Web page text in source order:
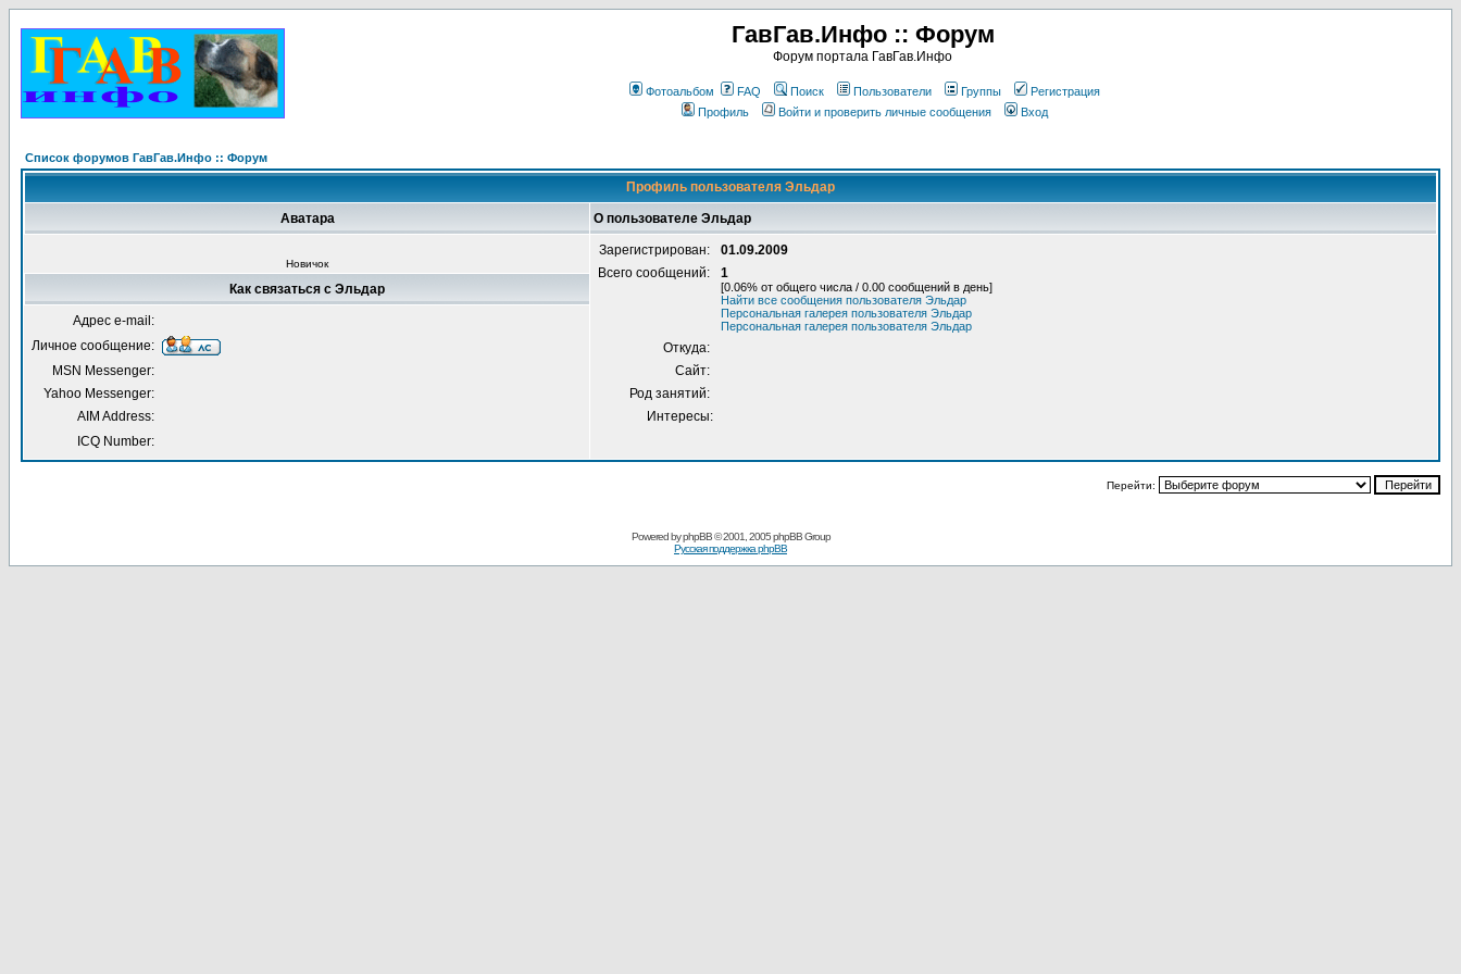
ГавГав.Инфо :: Форум
Форум портала ГавГав.Инфо
Фотоальбом FAQ Поиск Пользователи Группы
Регистрация
Профиль
Войти и проверить личные сообщения Вход
Список форумов ГавГав.Инфо :: Форум
Профиль пользователя Эльдар
Аватара О пользователе Эльдар
Новичок
Зарегистрирован:
01.09.2009
Всего сообщений:
1
[0.06% от общего числа / 0.00 сообщений в день]
Найти все сообщения пользователя Эльдар
Персональная галерея пользователя Эльдар
Персональная галерея пользователя Эльдар
Откуда:
Сайт:
Род занятий:
Интересы:
Как связаться с Эльдар
Адрес e-mail:
Личное сообщение:
MSN Messenger:
Yahoo Messenger:
AIM Address:
ICQ Number:
Перейти:
Powered byphpBB© 2001, 2005 phpBB Group
Русская поддержка phpBB